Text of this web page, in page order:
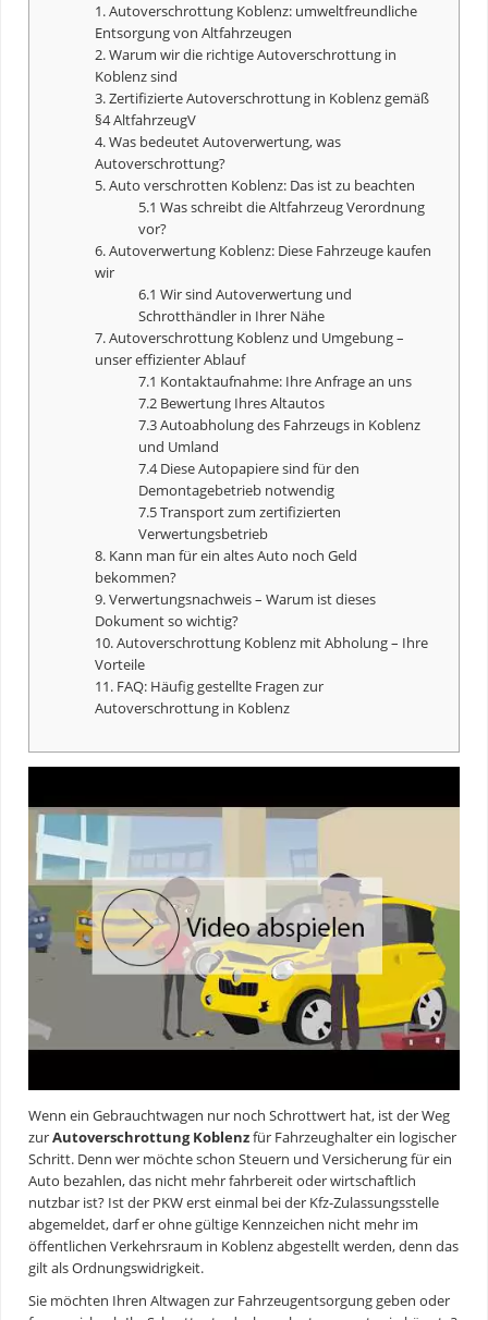
1. Autoverschrottung Koblenz: umweltfreundliche
Entsorgung von Altfahrzeugen
2. Warum wir die richtige Autoverschrottung in
Koblenz sind
3. Zertifizierte Autoverschrottung in Koblenz gemäß
§4 AltfahrzeugV
4. Was bedeutetAutoverwertung, was
Autoverschrottung?
5. Auto verschrotten Koblenz: Das ist zu beachten
5.1 Was schreibt die Altfahrzeug Verordnung
vor?
6.Autoverwertung Koblenz: Diese Fahrzeuge kaufen
wir
6.1 Wir sind Autoverwertung und
Schrotthändler in Ihrer Nähe
7. Autoverschrottung Koblenz und Umgebung –
unser effizienter Ablauf
7.1 Kontaktaufnahme: Ihre Anfrage an uns
7.2 Bewertung Ihres Altautos
7.3 Autoabholung des Fahrzeugs in Koblenz
und Umland
7.4 Diese Autopapiere sind für den
Demontagebetrieb notwendig
7.5 Transport zum zertifizierten
Verwertungsbetrieb
8. Kann man für ein altes Auto noch Geld
bekommen?
9. Verwertungsnachweis – Warum ist dieses
Dokument so wichtig?
10. Autoverschrottung Koblenz mit Abholung – Ihre
Vorteile
11. FAQ: Häufig gestellte Fragen zur
Autoverschrottung in Koblenz
Wenn ein Gebrauchtwagen nur noch Schrottwert hat, ist der Weg
zurAutoverschrottung Koblenzfür Fahrzeughalter ein logischer
Schritt. Denn wer möchte schon Steuern und Versicherung für ein
Auto bezahlen, das nicht mehr fahrbereit oder wirtschaftlich
nutzbar ist? Ist der PKW erst einmal bei der Kfz-Zulassungsstelle
abgemeldet, darf er ohne gültige Kennzeichen nicht mehr im
öffentlichen Verkehrsraum in Koblenz abgestellt werden, denn das
gilt als Ordnungswidrigkeit.
Sie möchten Ihren Altwagen zur Fahrzeugentsorgung geben oder